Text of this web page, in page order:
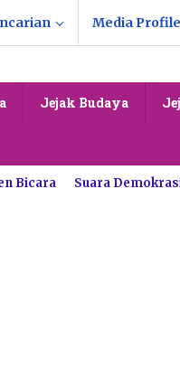
Media Profile
Jejak Budaya
Bicara Suara